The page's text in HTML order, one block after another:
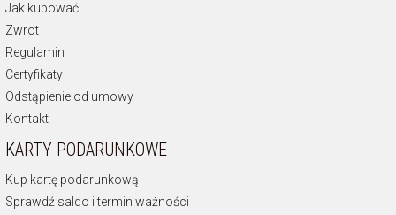
Jak kupować
Zwrot
Regulamin
Certyfikaty
Odstąpienie od umowy
Kontakt
KARTY PODARUNKOWE
Kup kartę podarunkową
Sprawdź saldo i termin ważności